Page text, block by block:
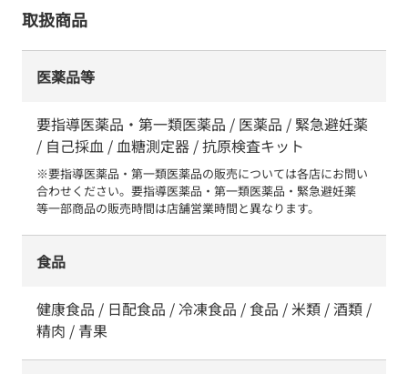
取扱商品
医薬品等
要指導医薬品・第一類医薬品 / 医薬品 / 緊急避妊薬
/ 自己採血 / 血糖測定器 / 抗原検査キット
※要指導医薬品・第一類医薬品の販売については各店にお問い
合わせください。要指導医薬品・第一類医薬品・緊急避妊薬
等一部商品の販売時間は店舗営業時間と異なります。
食品
健康食品 / 日配食品 / 冷凍食品 / 食品 / 米類 / 酒類 /
精肉 / 青果